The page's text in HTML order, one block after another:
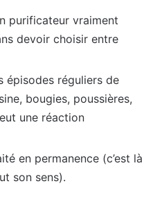
purificateur vraiment
devoir choisir entre
épisodes réguliers de
bougies, poussières,
une réaction
en permanence (c’est là
son sens).